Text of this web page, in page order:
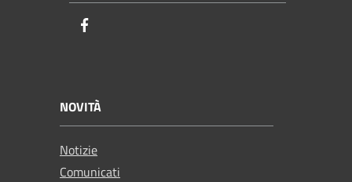
NOVITÀ
Notizie
Comunicati